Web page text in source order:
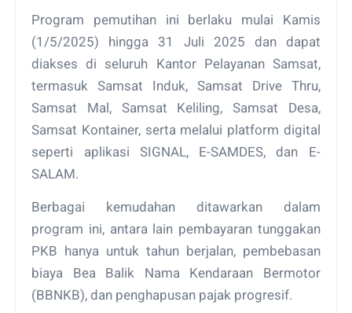
Program pemutihan ini berlaku mulai Kamis
(1/5/2025) hingga 31 Juli 2025 dan dapat
diakses di seluruh Kantor Pelayanan Samsat,
termasuk Samsat Induk, Samsat Drive Thru,
Samsat Mal, Samsat Keliling, Samsat Desa,
Samsat Kontainer, serta melalui platform digital
seperti aplikasi SIGNAL, E-SAMDES, dan E-
SALAM.
Berbagai kemudahan ditawarkan dalam
program ini, antara lain pembayaran tunggakan
PKB hanya untuk tahun berjalan, pembebasan
biaya Bea Balik Nama Kendaraan Bermotor
(BBNKB), dan penghapusan pajak progresif.